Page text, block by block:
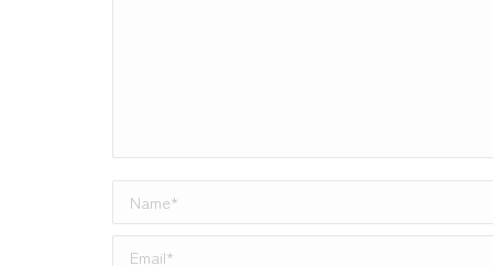
Name *
Email *